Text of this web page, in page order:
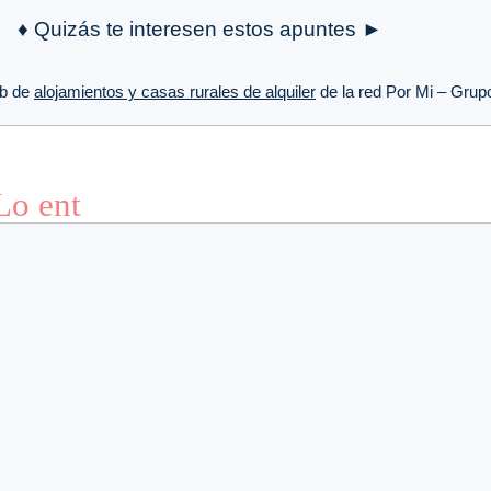
♦ Quizás te interesen estos apuntes ►
de alojamientos y casas rurales de alquiler de la red Por Mi –